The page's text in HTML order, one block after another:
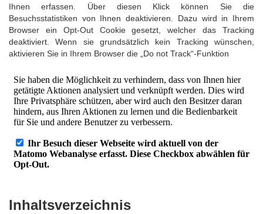
Ihnen erfassen. Über diesen Klick können Sie die
Besuchsstatistiken von Ihnen deaktivieren. Dazu wird in Ihrem
Browser ein Opt-Out Cookie gesetzt, welcher das Tracking
deaktiviert. Wenn sie grundsätzlich kein Tracking wünschen,
aktivieren Sie in Ihrem Browser die „Do not Track“-Funktion
Inhaltsverzeichnis